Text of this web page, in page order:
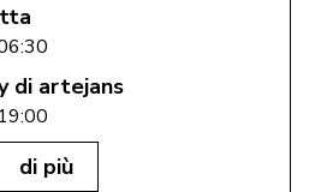
di artejans
di più